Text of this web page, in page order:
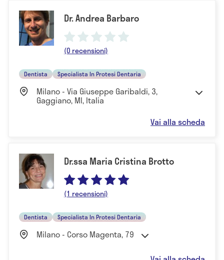
Dr. Andrea Barbaro
(0 recensioni)
Dentista Specialista In Protesi Dentaria
Milano - Via Giuseppe Garibaldi, 3,
Gaggiano, MI, Italia
Vai alla scheda
Dr.ssa Maria Cristina Brotto
(1 recensioni)
Dentista Specialista In Protesi Dentaria
Milano - Corso Magenta, 79